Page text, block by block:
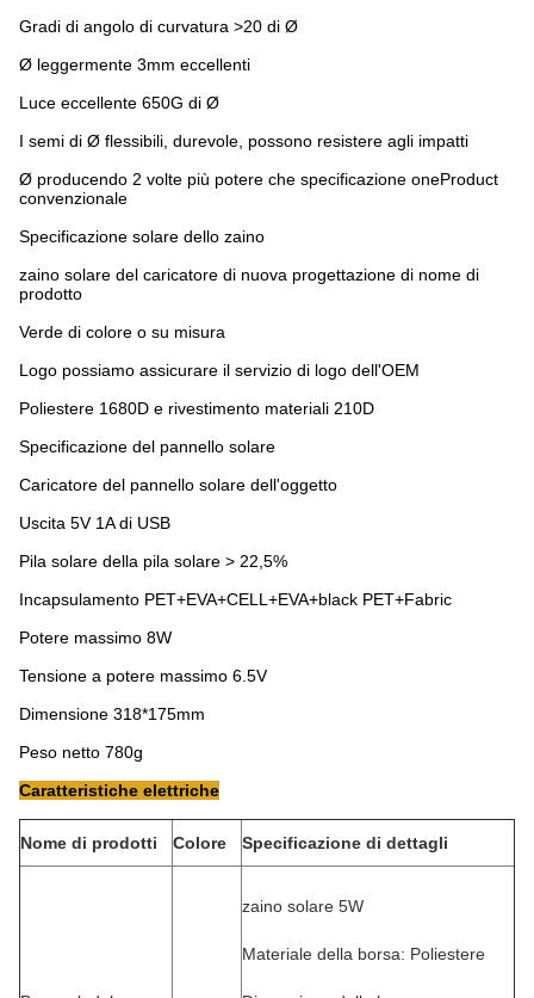
Gradi di angolo di curvatura >20 di Ø
Ø leggermente 3mm eccellenti
Luce eccellente 650G di Ø
I semi di Ø flessibili, durevole, possono resistere agli impatti
Ø producendo 2 volte più potere che specificazione oneProduct
convenzionale
Specificazione solare dello zaino
zaino solare del caricatore di nuova progettazione di nome di
prodotto
Verde di colore o su misura
Logo possiamo assicurare il servizio di logo dell'OEM
Poliestere 1680D e rivestimento materiali 210D
Specificazione del pannello solare
Caricatore del pannello solare dell'oggetto
Uscita 5V 1A di USB
Pila solare della pila solare > 22,5%
Incapsulamento PET+EVA+CELL+EVA+black PET+Fabric
Potere massimo 8W
Tensione a potere massimo 6.5V
Dimensione 318*175mm
Peso netto 780g
Caratteristiche elettriche
Nome di prodotti Colore Specificazione di dettagli
zaino solare 5W
Materiale della borsa: Poliestere